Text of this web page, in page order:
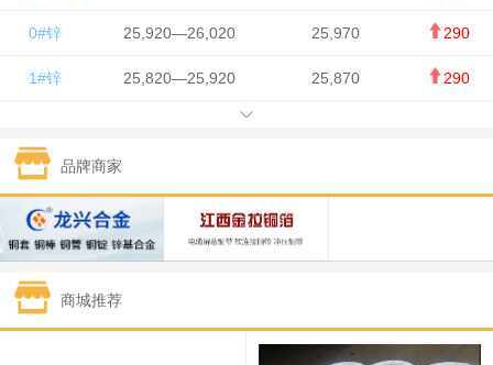
0#锌 25,920—26,020 25,970 290
1#锌 25,820—25,920 25,870 290
1#锡 434,000—436,000
1#镍 129,550—130,750
1#白银 15,100—15,110 15,105 -70
钯金
331,000 -10,000
品牌商家
商城推荐